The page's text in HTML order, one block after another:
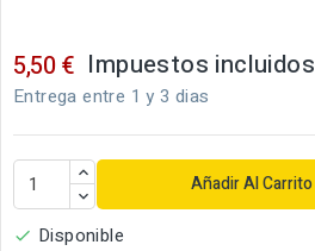
5,50 € Impuestos incluidos
Entrega entre 1 y 3 dias
Añadir Al Carrito
 Disponible